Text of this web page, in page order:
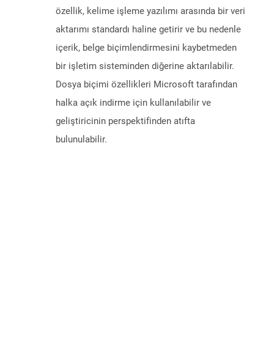
özellik, kelime işleme yazılımı arasında bir veri
aktarımı standardı haline getirir ve bu nedenle
içerik, belge biçimlendirmesini kaybetmeden
bir işletim sisteminden diğerine aktarılabilir.
Dosya biçimi özellikleri Microsoft tarafından
halka açık indirme için kullanılabilir ve
geliştiricinin perspektifinden atıfta
bulunulabilir.